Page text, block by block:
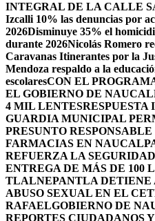
INTEGRAL DE LA CALLE
Izcalli 10% las denuncias por
2026Disminuye 35% el
durante 2026Nicolás Romero
Caravanas Itinerantes por la
Mendoza respaldo a la
escolaresCON EL
EL GOBIERNO DE
4 MIL LENTESRESPUESTA
GUARDIA MUNICIPAL
PRESUNTO
FARMACIAS EN
REFUERZA LA
ENTREGA DE MÁS DE 100
TLALNEPANTLA DETIENE
ABUSO SEXUAL EN EL
RAFAELGOBIERNO DE
REPORTES CIUDADANOS